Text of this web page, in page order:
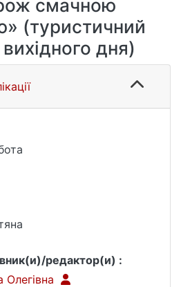
смачною
(туристичний
дня)
редактор(и) :
Олегівна